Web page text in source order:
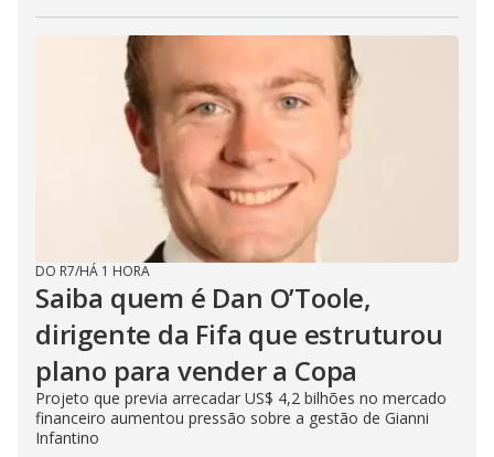
DO R7/HÁ 1 HORA
Saiba quem é Dan O’Toole,
dirigente da Fifa que estruturou
plano para vender a Copa
Projeto que previa arrecadar US$ 4,2 bilhões no mercado
financeiro aumentou pressão sobre a gestão de Gianni
Infantino